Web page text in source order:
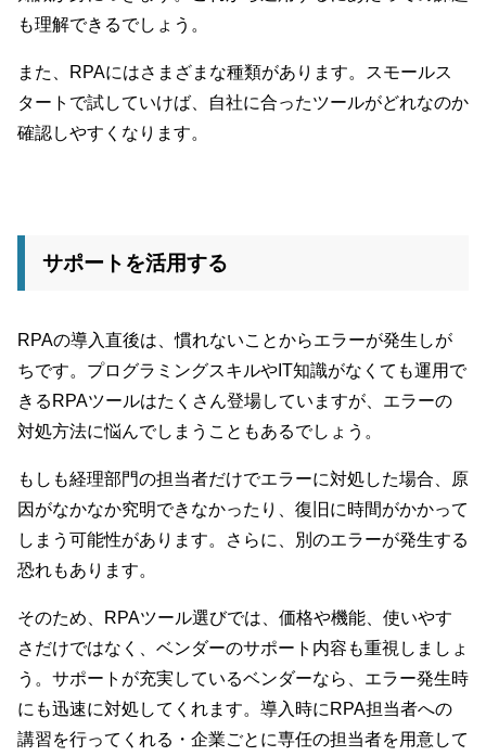
も理解できるでしょう。
また、RPAにはさまざまな種類があります。スモールス
タートで試していけば、自社に合ったツールがどれなのか
確認しやすくなります。
サポートを活用する
RPAの導入直後は、慣れないことからエラーが発生しが
ちです。プログラミングスキルやIT知識がなくても運用で
きるRPAツールはたくさん登場していますが、エラーの
対処方法に悩んでしまうこともあるでしょう。
もしも経理部門の担当者だけでエラーに対処した場合、原
因がなかなか究明できなかったり、復旧に時間がかかって
しまう可能性があります。さらに、別のエラーが発生する
恐れもあります。
そのため、RPAツール選びでは、価格や機能、使いやす
さだけではなく、ベンダーのサポート内容も重視しましょ
う。サポートが充実しているベンダーなら、エラー発生時
にも迅速に対処してくれます。導入時にRPA担当者への
講習を行ってくれる・企業ごとに専任の担当者を用意して